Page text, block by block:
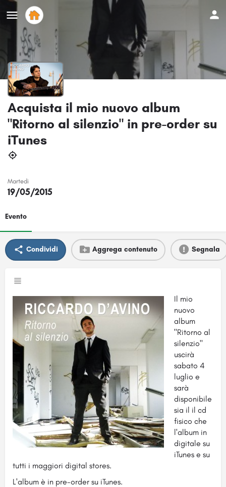
Acquista il mio nuovo album
"Ritorno al silenzio" in pre-order su
iTunes
Martedi
19/05/2015
Evento
Condividi Aggrega contenuto Segnala
Il mio
nuovo
album
"Ritorno al
silenzio"
uscirà
sabato 4
luglio e
sarà
disponibile
sia il il cd
fisico che
l'album in
digitale su
iTunes e su
tutti i maggiori digital stores.
L'album è in pre-order su iTunes.